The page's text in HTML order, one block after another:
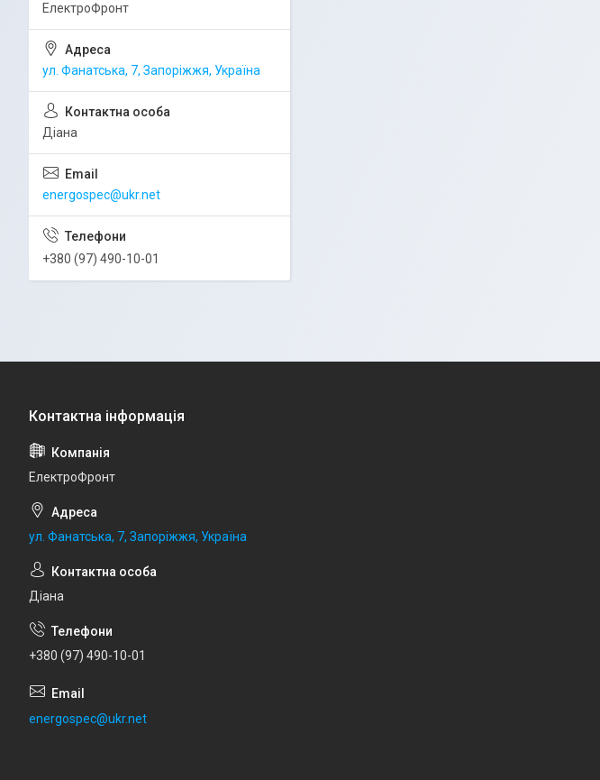
ЕлектроФронт
ул. Фанатська, 7, Запоріжжя, Україна
Діана
energospec@ukr.net
+380 (97) 490-10-01
ЕлектроФронт
ул. Фанатська, 7, Запоріжжя, Україна
Діана
+380 (97) 490-10-01
energospec@ukr.net